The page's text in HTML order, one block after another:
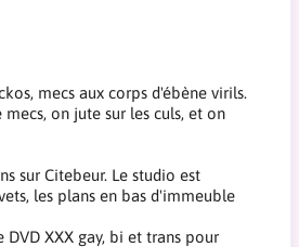
mecs aux corps d'ébène virils.
on jute sur les culs, et on
sur Citebeur. Le studio est
les plans en bas d'immeuble
XXX gay, bi et trans pour